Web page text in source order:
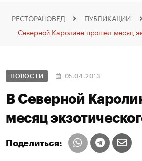
РЕСТОРАНОВЕД ПУБЛИКАЦИИ
Северной Каролине прошел месяц
НОВОСТИ 05.04.2013
В Северной
месяц
Поделиться: